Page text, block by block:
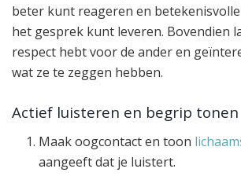
beter kunt reageren en
het gesprek kunt leveren. Bovendien
respect hebt voor de ander en
wat ze te zeggen hebben.
Actief luisteren en begrip tonen
Maak oogcontact en toon
aangeeft dat je luistert.